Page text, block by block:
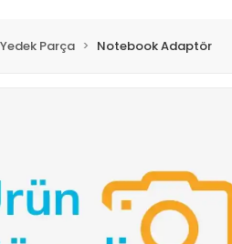
Parça Notebook Adaptör